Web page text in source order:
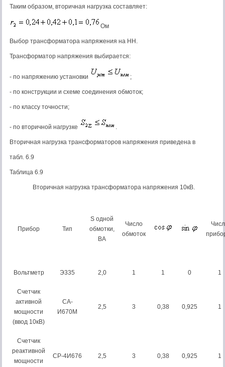
Таким образом, вторичная нагрузка составляет:
Ом
Выбор трансформатора напряжения на НН.
Трансформатор напряжения выбирается:
- по напряжению установки ;
- по конструкции и схеме соединения обмоток;
- по классу точности;
- по вторичной нагрузке .
Вторичная нагрузка трансформаторов напряжения приведена в
табл. 6.9
Таблица 6.9
Вторичная нагрузка трансформатора напряжения 10кВ.
Прибор Тип
S одной
обмотки,
ВА
Число
обмоток
Вольтметр Э335 2,0 1 1 0 1
Счетчик
активной
мощности
(ввод 10кВ)
СА-
И670М
2,5 3 0,38 0,925 1
Счетчик
реактивной
мощности
СР-4И676 2,5 3 0,38 0,925 1